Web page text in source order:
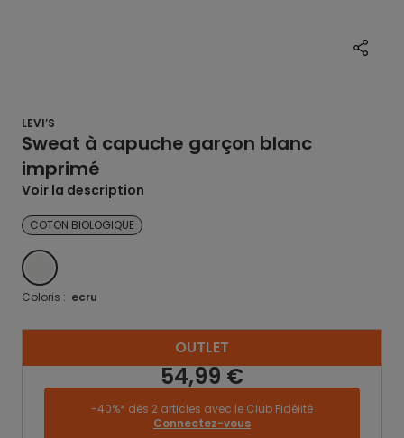
LEVI’S
Sweat à capuche garçon blanc
imprimé
Voir la description
COTON BIOLOGIQUE
ECRU
Coloris : ecru
OUTLET
54,99 €
-40%* dès 2 articles avec le Club Fidélité
Connectez-vous